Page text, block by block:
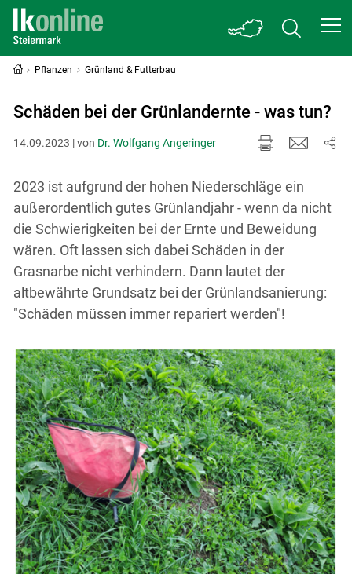
Pflanzen Grünland & Futterbau
Schäden bei der Grünlandernte - was tun?
14.09.2023 | von Dr. Wolfgang Angeringer
2023 ist aufgrund der hohen Niederschläge ein
außerordentlich gutes Grünlandjahr - wenn da nicht
die Schwierigkeiten bei der Ernte und Beweidung
wären. Oft lassen sich dabei Schäden in der
Grasnarbe nicht verhindern. Dann lautet der
altbewährte Grundsatz bei der Grünlandsanierung:
"Schäden müssen immer repariert werden"!